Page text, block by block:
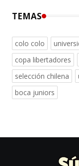
TEMAS
colo colo
copa libertadores
selección chilena
boca juniors